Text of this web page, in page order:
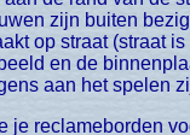
zijn buiten
op straat (straat
en de
aan het spelen